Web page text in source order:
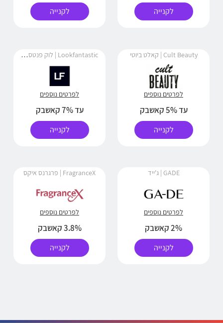
לקנייה לקנייה
Cult Beauty | קאלט ביוטי
לפרטים נוספים
עד 5% קאשבק
לקנייה
Lookfantastic | לוק פנטסטיק
לפרטים נוספים
עד 7% קאשבק
לקנייה
GADE | ג'ייד
לפרטים נוספים
2% קאשבק
לקנייה
FragranceX | פרגרנס איקס
לפרטים נוספים
3.8% קאשבק
לקנייה